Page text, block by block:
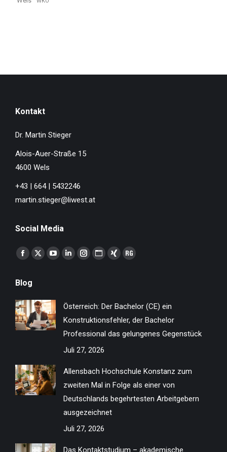
Kontakt
Dr. Martin Stieger
Alois-Auer-Straße 15
4600 Wels
+43 | 664 | 5432246
martin.stieger@liwest.at
Social Media
Finden Sie uns auf:
Facebook
opens
in
new
window
X
in
new
window
YouTube
in
new
window
Linkedin
new
window
Instagram
new
window
Website
new
window
XING
new
window
ResearchGate
new
window
Blog
Österreich: Der Bachelor (CE) ein
Konstruktionsfehler, der Bachelor
Professional das gelungenes Gegenstück
Juli 27, 2026
Allensbach Hochschule Konstanz zum
zweiten Mal in Folge als einer von
Deutschlands begehrtesten Arbeitgebern
ausgezeichnet
Juli 27, 2026
Das Kontaktstudium – akademische